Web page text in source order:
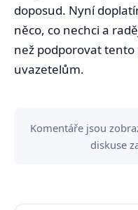
doposud. Nyní
něco, co nechci a
než podporovat
uvazetelům.
Komentáře jsou
diskuse